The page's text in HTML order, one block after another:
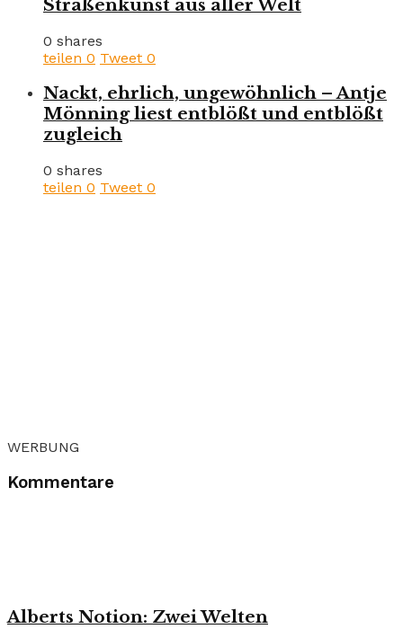
Straßenkunst aus aller Welt
0 shares
teilen 0 Tweet 0
Nackt, ehrlich, ungewöhnlich – Antje
Mönning liest entblößt und entblößt
zugleich
0 shares
teilen 0 Tweet 0
WERBUNG
Kommentare
Alberts Notion: Zwei Welten